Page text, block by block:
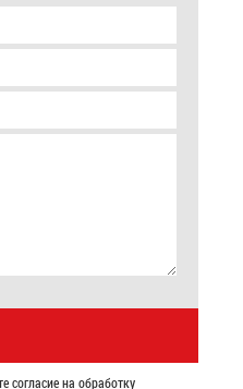
согласие на обработку